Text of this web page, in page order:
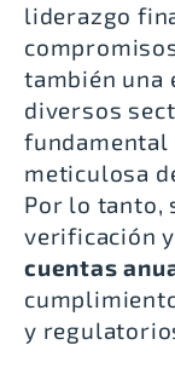
liderazgo
también una
diversos
fundamental
meticulosa
Por lo tanto,
verificación y
cuentas
y